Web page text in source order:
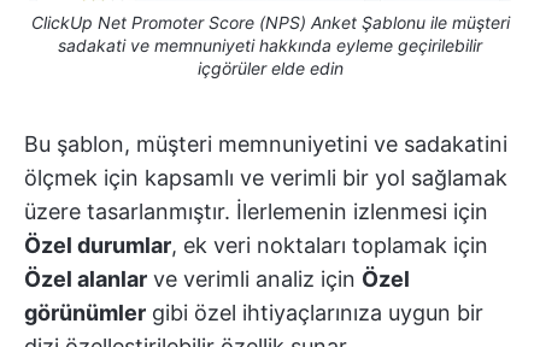
ClickUp Net Promoter Score (NPS) Anket Şablonu ile müşteri
sadakati ve memnuniyeti hakkında eyleme geçirilebilir
içgörüler elde edin
Bu şablon, müşteri memnuniyetini ve sadakatini
ölçmek için kapsamlı ve verimli bir yol sağlamak
üzere tasarlanmıştır. İlerlemenin izlenmesi için
Özel durumlar, ek veri noktaları toplamak için
Özel alanlar ve verimli analiz için Özel
görünümler gibi özel ihtiyaçlarınıza uygun bir